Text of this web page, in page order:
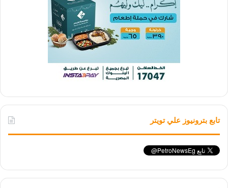
تابع بترونيوز علي تويتر